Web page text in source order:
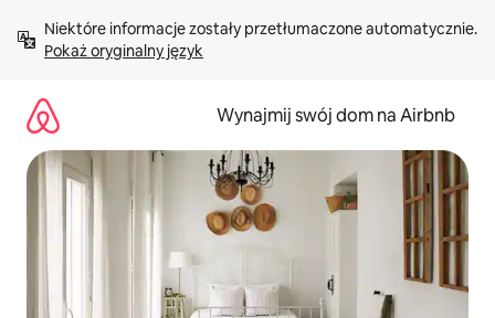
treści Pokaż oryginalny język
Wynajmij swój dom na Airbnb